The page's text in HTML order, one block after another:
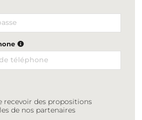
recevoir des propositions
de nos partenaires